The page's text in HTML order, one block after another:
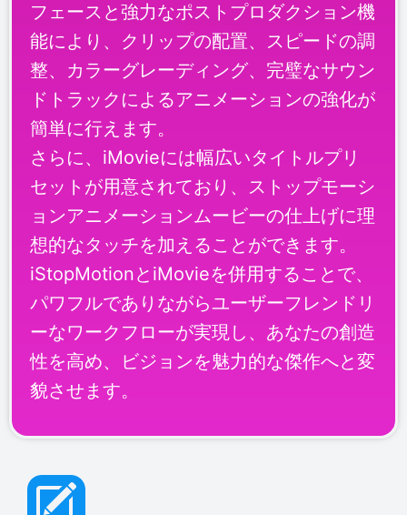
フェースと強力なポストプロダクション機
能により、クリップの配置、スピードの調
整、カラーグレーディング、完璧なサウン
ドトラックによるアニメーションの強化が
簡単に行えます。
さらに、iMovieには幅広いタイトルプリ
セットが用意されており、ストップモーシ
ョンアニメーションムービーの仕上げに理
想的なタッチを加えることができます。
iStopMotionとiMovieを併用することで、
パワフルでありながらユーザーフレンドリ
ーなワークフローが実現し、あなたの創造
性を高め、ビジョンを魅力的な傑作へと変
貌させます。